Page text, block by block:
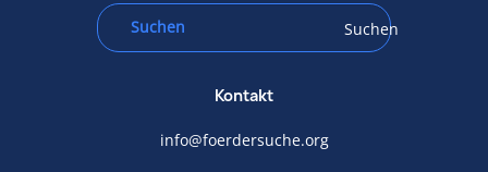
Suchen
Kontakt
info@foerdersuche.org